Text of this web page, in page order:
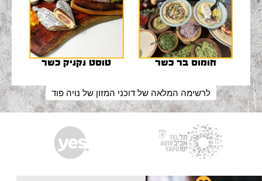
חומוס בר כשר טוסט נקניק כשר
לרשימה המלאה של דוכני המזון של נויה פוד